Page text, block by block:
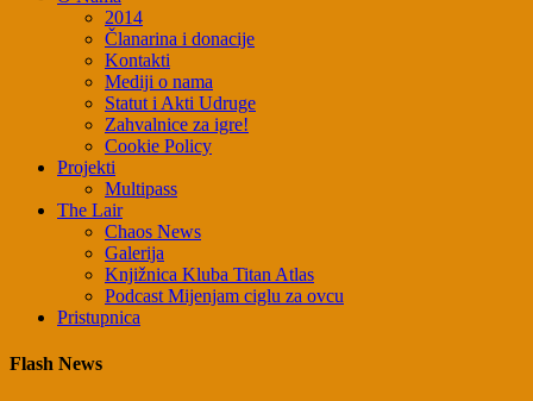
2014
Članarina i donacije
Kontakti
Mediji o nama
Statut i Akti Udruge
Zahvalnice za igre!
Cookie Policy
Projekti
Multipass
The Lair
Chaos News
Galerija
Knjižnica Kluba Titan Atlas
Podcast Mijenjam ciglu za ovcu
Pristupnica
Flash News